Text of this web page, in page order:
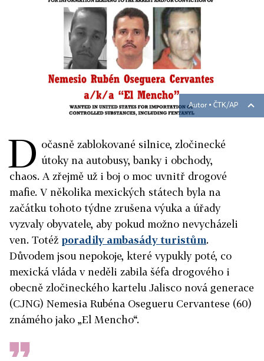
Autor ▪ ČTK/AP
D očasně zablokované silnice, zločinecké
útoky na autobusy, banky i obchody,
chaos. A zřejmě už i boj o moc uvnitř drogové
mafie. V několika mexických státech byla na
začátku tohoto týdne zrušena výuka a úřady
vyzvaly obyvatele, aby pokud možno nevycházeli
ven. Totéž poradily ambasády turistům.
Důvodem jsou nepokoje, které vypukly poté, co
mexická vláda v neděli zabila šéfa drogového i
obecně zločineckého kartelu Jalisco nová generace
(CJNG) Nemesia Rubéna Osegueru Cervantese (60)
známého jako „El Mencho“.